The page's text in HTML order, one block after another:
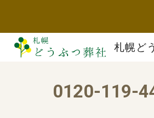
札幌ど
0120-119-